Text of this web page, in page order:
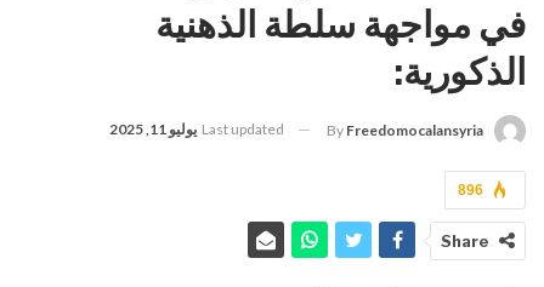
في مواجهة سلطة الذهنية
الذكورية:
By Freedomocalansyria
Last updated يوليو 11, 2025
896
Share